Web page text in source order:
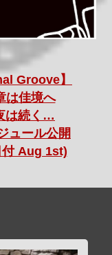
Groove】
は佳境へ
は続く…
ュール公開
付 Aug 1st)